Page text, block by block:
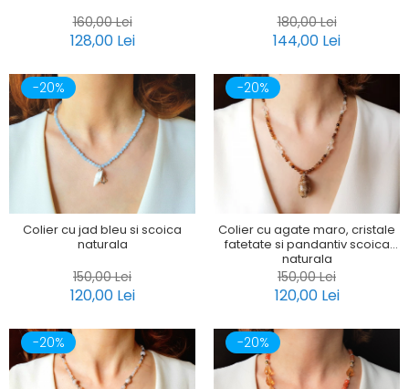
160,00 Lei
128,00 Lei
180,00 Lei
144,00 Lei
-20%
Colier cu jad bleu si scoica
naturala
150,00 Lei
120,00 Lei
-20%
Colier cu agate maro, cristale
fatetate si pandantiv scoica
naturala
150,00 Lei
120,00 Lei
-20% -20%